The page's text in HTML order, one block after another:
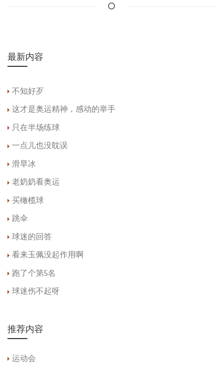
最新内容
不知好歹
这才是奥运精神，感动的举手
只在半场练球
一点儿也没耽误
滑旱冰
老奶奶看奥运
买橄榄球
跳伞
球迷的回答
看来玉佩没起作用啊
跑了个第5名
球迷伤不起呀
推荐内容
运动会